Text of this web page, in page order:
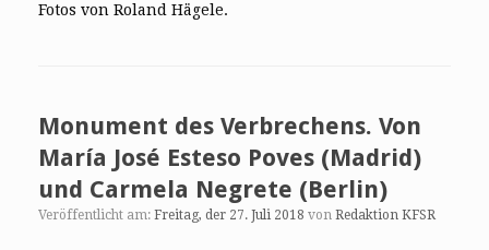
Fotos von Roland Hägele.
Monument des Verbrechens. Von
María José Esteso Poves (Madrid)
und Carmela Negrete (Berlin)
Veröffentlicht am: Freitag, der 27. Juli 2018 von Redaktion KFSR